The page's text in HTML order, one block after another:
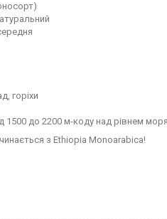
горіхи
1500 до 2200 м-коду над рівнем моря
з Ethiopia Monoarabica!